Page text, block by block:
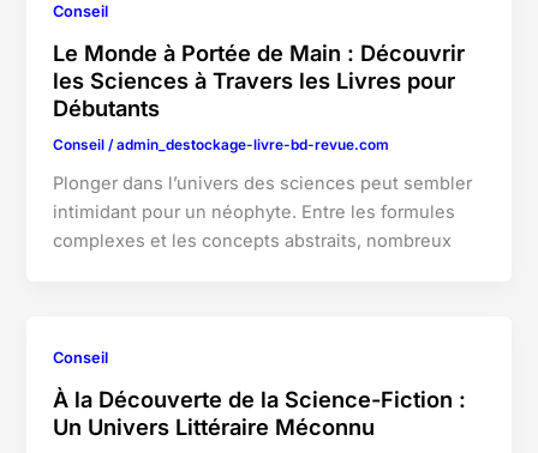
Conseil
Le Monde à Portée de Main : Découvrir
les Sciences à Travers les Livres pour
Débutants
Conseil /admin_destockage-livre-bd-revue.com
Plonger dans l’univers des sciences peut sembler
intimidant pour un néophyte. Entre les formules
complexes et les concepts abstraits, nombreux
Conseil
À la Découverte de la Science-Fiction :
Un Univers Littéraire Méconnu